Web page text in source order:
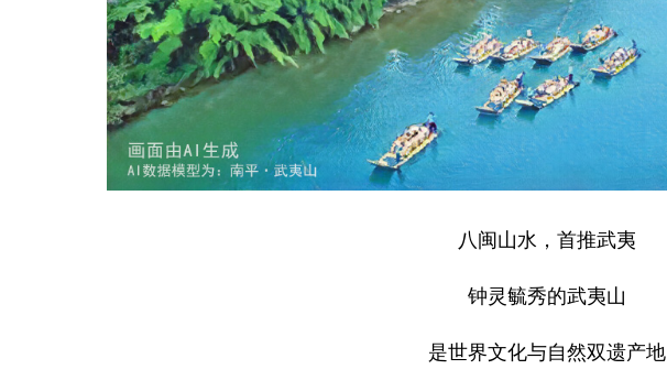
八闽山水，首推武夷
钟灵毓秀的武夷山
是世界文化与自然双遗产地